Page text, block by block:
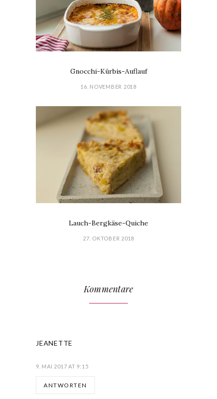
Gnocchi-Kürbis-Auflauf
16. NOVEMBER 2018
Lauch-Bergkäse-Quiche
27. OKTOBER 2018
Kommentare
JEANETTE
9. MAI 2017 AT 9:15
ANTWORTEN